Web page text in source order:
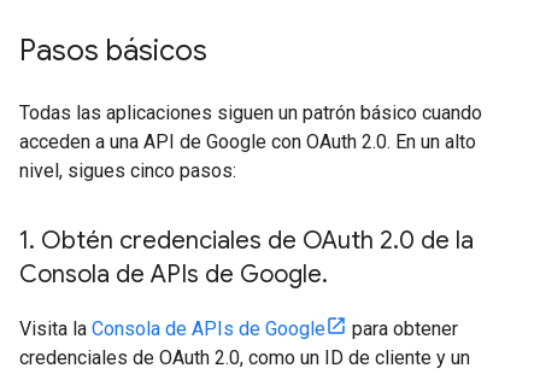
Pasos básicos
Todas las aplicaciones siguen un patrón básico cuando
acceden a una API de Google con OAuth 2.0. En un alto
nivel, sigues cinco pasos:
1. Obtén credenciales de OAuth 2.0 de la
Consola de APIs de Google.
Visita la Consola de APIs de Google
para obtener
credenciales de OAuth 2.0, como un ID de cliente y un